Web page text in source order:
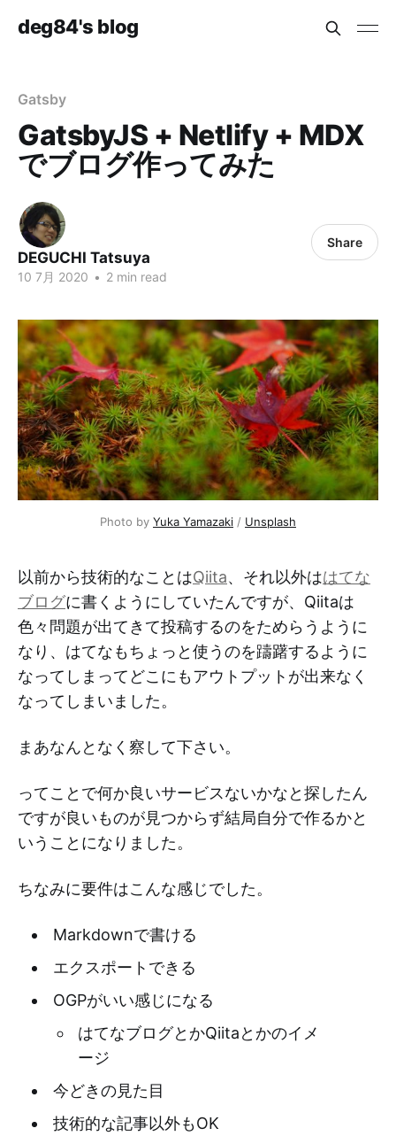
deg84's blog
Gatsby
GatsbyJS + Netlify + MDX
でブログ作ってみた
DEGUCHI Tatsuya
10 7月 2020 • 2 min read
Share
Photo by Yuka Yamazaki / Unsplash
以前から技術的なことはQiita、それ以外ははてな
ブログに書くようにしていたんですが、Qiitaは
色々問題が出てきて投稿するのをためらうように
なり、はてなもちょっと使うのを躊躇するように
なってしまってどこにもアウトプットが出来なく
なってしまいました。
まあなんとなく察して下さい。
ってことで何か良いサービスないかなと探したん
ですが良いものが見つからず結局自分で作るかと
いうことになりました。
ちなみに要件はこんな感じでした。
Markdownで書ける
エクスポートできる
OGPがいい感じになる
はてなブログとかQiitaとかのイメ
ージ
今どきの見た目
技術的な記事以外もOK